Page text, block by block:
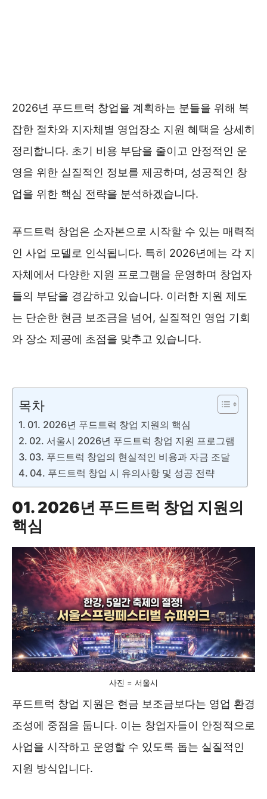
2026년 푸드트럭 창업을 계획하는 분들을 위해 복
잡한 절차와 지자체별 영업장소 지원 혜택을 상세히
정리합니다. 초기 비용 부담을 줄이고 안정적인 운
영을 위한 실질적인 정보를 제공하며, 성공적인 창
업을 위한 핵심 전략을 분석하겠습니다.
푸드트럭 창업은 소자본으로 시작할 수 있는 매력적
인 사업 모델로 인식됩니다. 특히 2026년에는 각 지
자체에서 다양한 지원 프로그램을 운영하며 창업자
들의 부담을 경감하고 있습니다. 이러한 지원 제도
는 단순한 현금 보조금을 넘어, 실질적인 영업 기회
와 장소 제공에 초점을 맞추고 있습니다.
목차
01. 2026년 푸드트럭 창업 지원의 핵심
02. 서울시 2026년 푸드트럭 창업 지원 프로그램
03. 푸드트럭 창업의 현실적인 비용과 자금 조달
04. 푸드트럭 창업 시 유의사항 및 성공 전략
01. 2026년 푸드트럭 창업 지원의
핵심
사진 = 서울시
푸드트럭 창업 지원은 현금 보조금보다는 영업 환경
조성에 중점을 둡니다. 이는 창업자들이 안정적으로
사업을 시작하고 운영할 수 있도록 돕는 실질적인
지원 방식입니다.